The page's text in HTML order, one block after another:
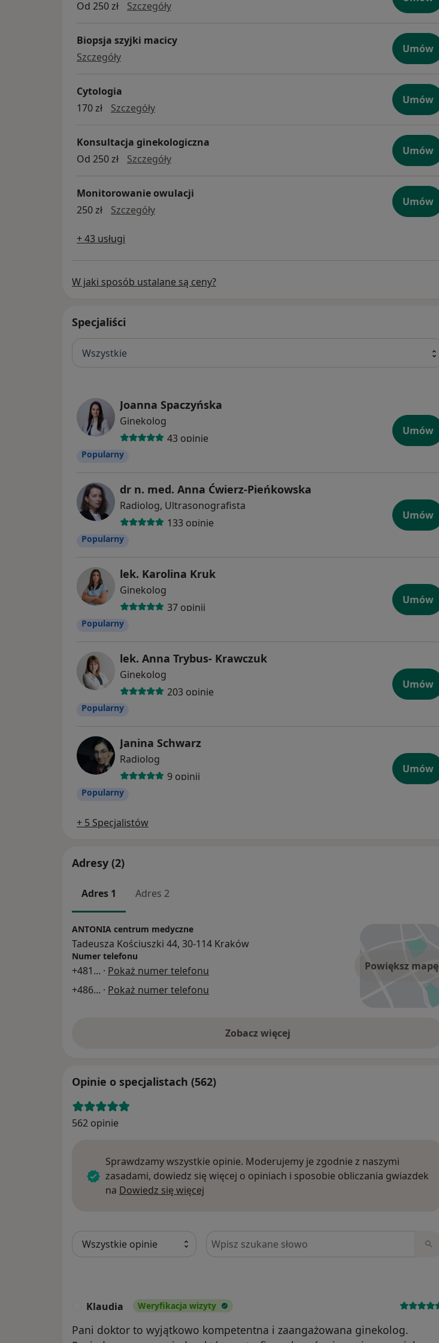
Od 250 zł
SzczegółyAntykoncepcja
Biopsja szyjki macicy
Szczegółybiopsja szyjki macicy
Umów
Cytologia
170 zł
Szczegółycytologia
Umów
Konsultacja ginekologiczna
Od 250 zł
Szczegółykonsultacja ginekologiczna
Umów
Monitorowanie owulacji
250 zł
Szczegółymonitorowanie owulacji
Umów
+ 43 usługi
W jaki sposób ustalane są ceny?
Specjaliści
Wszystkie
Joanna Spaczyńska
Ginekolog
43 opinie
Popularny
Umów
dr n. med. Anna Ćwierz-Pieńkowska
Radiolog, Ultrasonografista
133 opinie
Popularny
Umów
lek. Karolina Kruk
Ginekolog
37 opinii
Popularny
Umów
lek. Anna Trybus- Krawczuk
Ginekolog
203 opinie
Popularny
Umów
Janina Schwarz
Radiolog
9 opinii
Popularny
Umów
+ 5 Specjalistów
Adresy (2)
Adres 1 Adres 2
Powiększ mapę
ANTONIA centrum medyczne
Tadeusza Kościuszki 44, 30-114 Kraków
Numer telefonu
+481... · Pokaż numer telefonu
+486... · Pokaż numer telefonu
Zobacz więcej
Opinie o specjalistach (562)
562 opinie
Sprawdzamy wszystkie opinie. Moderujemy je zgodnie z naszymi
zasadami, dowiedz się więcej o opiniach i sposobie obliczania gwiazdek
na Dowiedz się więcej
Szukaj w opiniach
Klaudia Weryfikacja wizyty
Pani doktor to wyjątkowo kompetentna i zaangażowana ginekolog.